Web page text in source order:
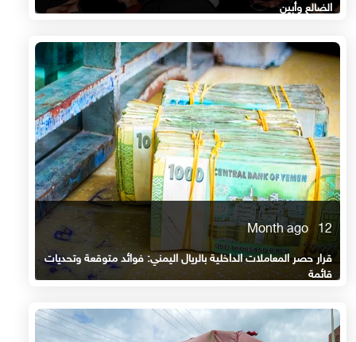
الضالع وأبين
12 Month ago
قرار حصر المعاملات الداخلية بالريال اليمني: فوائد متوقعة وتحديات
قائمة